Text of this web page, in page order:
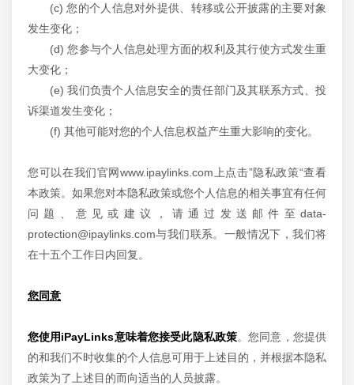
(c) 您的个人信息对外提供、转移或公开披露的主要对象
发生变化；
(d) 您参与个人信息处理方面的权利及其行使方式发生重
大变化；
(e) 我们负责个人信息安全的责任部门及其联系方式、投
诉渠道发生变化；
(f) 其他可能对您的个人信息权益产生重大影响的变化。
您可以在我们官网www.ipaylinks.com上点击”隐私政策“查看
本政策。如果您对本隐私政策或您个人信息的相关事宜有任何
问题、意见或建议，请通过发送邮件至data-
protection@ipaylinks.com与我们联系。一般情况下，我们将
在十五个工作日内回复。
您同意
您使用iPayLinks意味着您接受此隐私政策。您同意，您提供
的和我们不时收集的个人信息可用于上述目的，并根据本隐私
政策为了上述目的而向适当的人员披露。